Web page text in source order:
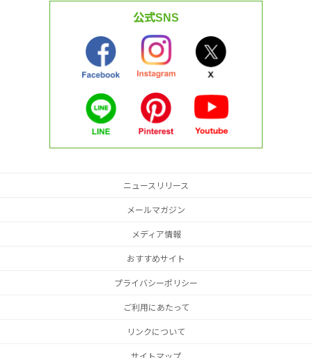
公式SNS
ニュースリリース
メールマガジン
メディア情報
おすすめサイト
プライバシーポリシー
ご利用にあたって
リンクについて